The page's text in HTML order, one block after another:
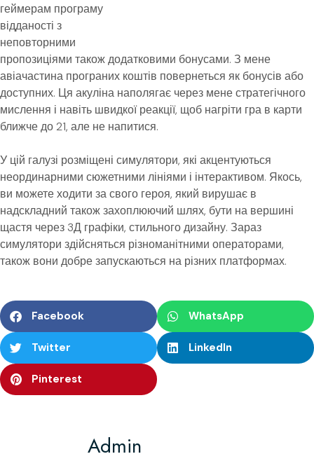
геймерам програму
відданості з
неповторними
пропозиціями також додатковими бонусами. З мене
авіачастина програних коштів повернеться як бонусів або
доступних. Ця акуліна наполягає через мене стратегічного
мислення і навіть швидкої реакції, щоб нагріти гра в карти
ближче до 21, але не напитися.
У цій галузі розміщені симулятори, які акцентуються
неординарними сюжетними лініями і інтерактивом. Якось,
ви можете ходити за свого героя, який вирушає в
надскладний також захоплюючий шлях, бути на вершині
щастя через 3Д графіки, стильного дизайну. Зараз
симулятори здійсняться різноманітними операторами,
також вони добре запускаються на різних платформах.
Facebook WhatsApp
Twitter LinkedIn
Pinterest
Admin